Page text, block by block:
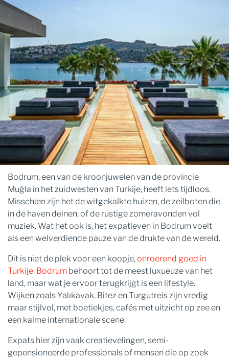
Bodrum, een van de kroonjuwelen van de provincie
Muğla in het zuidwesten van Turkije, heeft iets tijdloos.
Misschien zijn het de witgekalkte huizen, de zeilboten die
in de haven deinen, of de rustige zomeravonden vol
muziek. Wat het ook is, het expatleven in Bodrum voelt
als een welverdiende pauze van de drukte van de wereld.
Dit is niet de plek voor een koopje,onroerend goed in
Turkije. Bodrum behoort tot de meest luxueuze van het
land, maar wat je ervoor terugkrijgt is een lifestyle.
Wijken zoals Yalıkavak, Bitez en Turgutreis zijn vredig
maar stijlvol, met boetiekjes, cafés met uitzicht op zee en
een kalme internationale scene.
Expats hier zijn vaak creatievelingen, semi-
gepensioneerde professionals of mensen die op zoek